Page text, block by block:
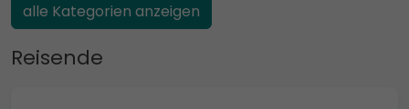
alle Kategorien anzeigen
Reisende